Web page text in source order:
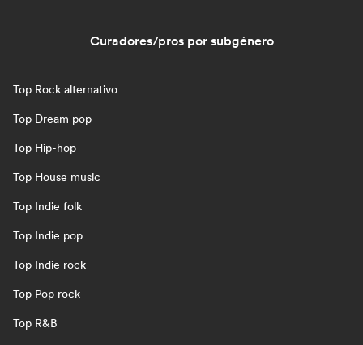
Curadores/pros por subgénero
Top Rock alternativo
Top Dream pop
Top Hip-hop
Top House music
Top Indie folk
Top Indie pop
Top Indie rock
Top Pop rock
Top R&B